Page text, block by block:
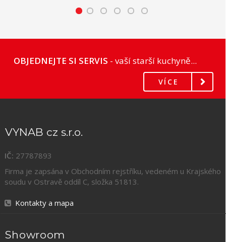
OBJEDNEJTE SI SERVIS - vaší starší kuchyně...
VÍCE
VYNAB cz s.r.o.
IČ: 27787893
Firma je zapsána v Obchodním rejstříku, vedeném u Krajského
soudu v Ostravě oddíl C, složka 51813.
Kontakty a mapa
Showroom